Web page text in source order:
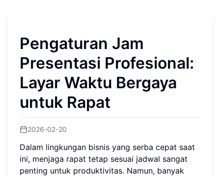
Pengaturan Jam
Presentasi Profesional:
Layar Waktu Bergaya
untuk Rapat
2026-02-20
Dalam lingkungan bisnis yang serba cepat saat
ini, menjaga rapat tetap sesuai jadwal sangat
penting untuk produktivitas. Namun, banyak